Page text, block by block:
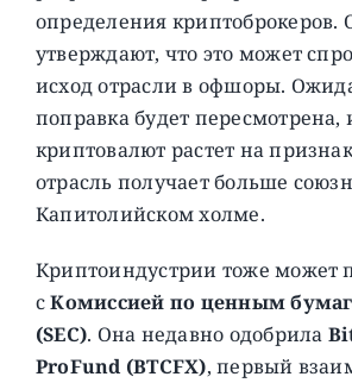
определения криптоброкеров.
утверждают, что это может
исход отрасли в офшоры.
поправка будет пересмотрена,
криптовалют растет на
отрасль получает больше
Капитолийском холме.
Криптоиндустрии тоже может
сКомиссией по ценным
(SEC). Она недавно одобрила
ProFund (BTCFX), первый